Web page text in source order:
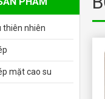
thiên nhiên
mặt cao su